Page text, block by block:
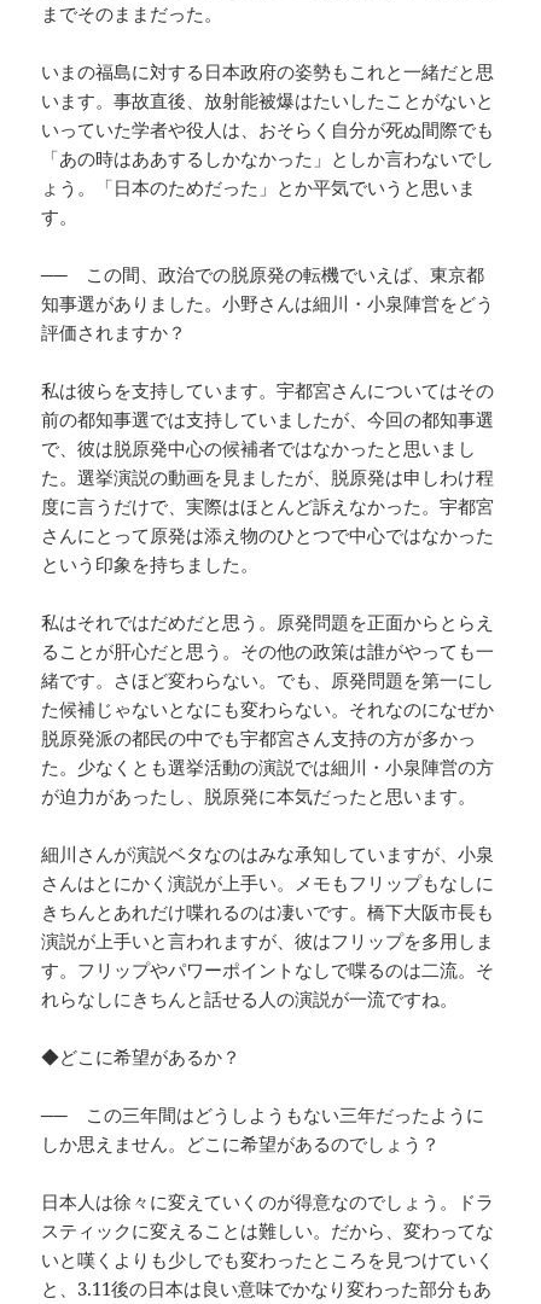
までそのままだった。
いまの福島に対する日本政府の姿勢もこれと一緒だと思
います。事故直後、放射能被爆はたいしたことがないと
いっていた学者や役人は、おそらく自分が死ぬ間際でも
「あの時はああするしかなかった」としか言わないでし
ょう。「日本のためだった」とか平気でいうと思いま
す。
── この間、政治での脱原発の転機でいえば、東京都
知事選がありました。小野さんは細川・小泉陣営をどう
評価されますか？
私は彼らを支持しています。宇都宮さんについてはその
前の都知事選では支持していましたが、今回の都知事選
で、彼は脱原発中心の候補者ではなかったと思いまし
た。選挙演説の動画を見ましたが、脱原発は申しわけ程
度に言うだけで、実際はほとんど訴えなかった。宇都宮
さんにとって原発は添え物のひとつで中心ではなかった
という印象を持ちました。
私はそれではだめだと思う。原発問題を正面からとらえ
ることが肝心だと思う。その他の政策は誰がやっても一
緒です。さほど変わらない。でも、原発問題を第一にし
た候補じゃないとなにも変わらない。それなのになぜか
脱原発派の都民の中でも宇都宮さん支持の方が多かっ
た。少なくとも選挙活動の演説では細川・小泉陣営の方
が迫力があったし、脱原発に本気だったと思います。
細川さんが演説ベタなのはみな承知していますが、小泉
さんはとにかく演説が上手い。メモもフリップもなしに
きちんとあれだけ喋れるのは凄いです。橋下大阪市長も
演説が上手いと言われますが、彼はフリップを多用しま
す。フリップやパワーポイントなしで喋るのは二流。そ
れらなしにきちんと話せる人の演説が一流ですね。
◆どこに希望があるか？
── この三年間はどうしようもない三年だったように
しか思えません。どこに希望があるのでしょう？
日本人は徐々に変えていくのが得意なのでしょう。ドラ
スティックに変えることは難しい。だから、変わってな
いと嘆くよりも少しでも変わったところを見つけていく
と、3.11後の日本は良い意味でかなり変わった部分もあ